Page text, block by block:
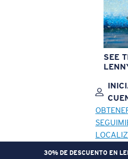
SEE
30% DE DESCUENTO EN